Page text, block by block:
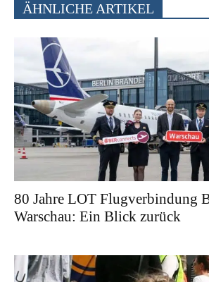
ÄHNLICHE ARTIKEL
80 Jahre LOT Flugverbindung
Warschau: Ein Blick zurück